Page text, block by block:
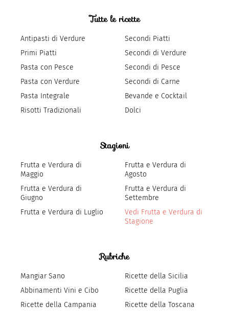
Tutte le ricette
Antipasti di Verdure
Primi Piatti
Pasta con Pesce
Pasta con Verdure
Pasta Integrale
Risotti Tradizionali
Secondi Piatti
Secondi di Verdure
Secondi di Pesce
Secondi di Carne
Bevande e Cocktail
Dolci
Stagioni
Frutta e Verdura di
Maggio
Frutta e Verdura di
Giugno
Frutta e Verdura di Luglio
Frutta e Verdura di
Agosto
Frutta e Verdura di
Settembre
Vedi Frutta e Verdura di
Stagione
Rubriche
Mangiar Sano
Abbinamenti Vini e Cibo
Ricette della Campania
Ricette della Sicilia
Ricette della Puglia
Ricette della Toscana